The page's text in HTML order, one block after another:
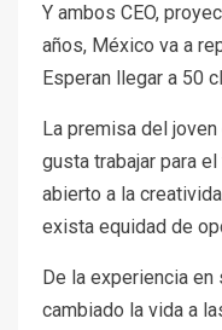
Y ambos CEO,
años, México va a
Esperan llegar a 50
La premisa del
gusta trabajar para
abierto a la
exista equidad de
De la experiencia en
cambiado la vida a